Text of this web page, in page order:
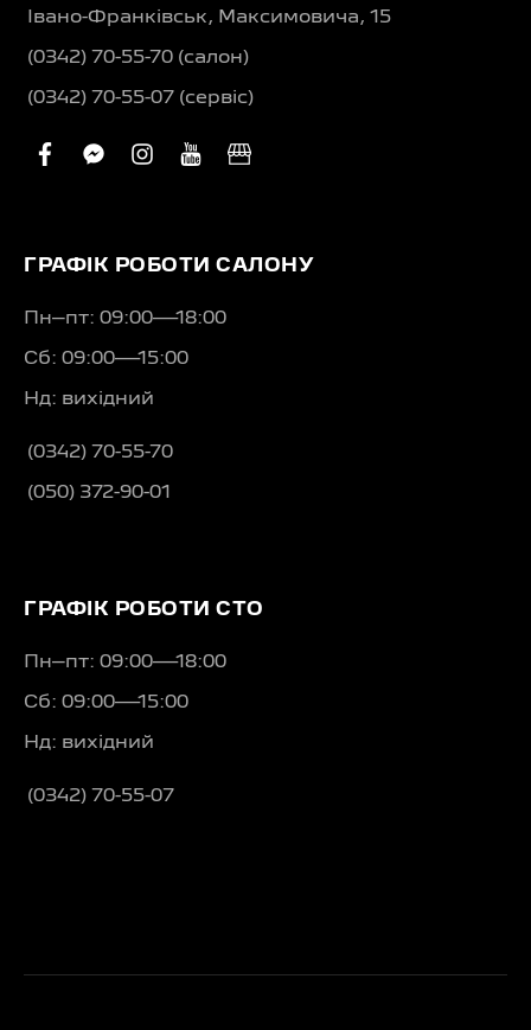
Івано-Франківськ, Максимовича, 15
(0342) 70-55-70 (салон)
(0342) 70-55-07 (сервіс)
facebook
facebook-
instagram
youtube
business
ГРАФІК РОБОТИ САЛОНУ
Пн–пт: 09:00—18:00
Сб: 09:00—15:00
Нд: вихідний
(0342) 70-55-70
(050) 372-90-01
ГРАФІК РОБОТИ СТО
Пн–пт: 09:00—18:00
Сб: 09:00—15:00
Нд: вихідний
(0342) 70-55-07